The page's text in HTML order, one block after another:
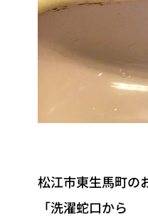
松江市東生馬町の
「洗濯蛇口から